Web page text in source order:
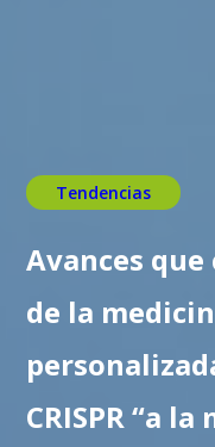
Tendencias
Avances
de la
CRISPR “a